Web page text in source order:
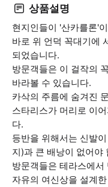
상품설명
현지인들이 '산카를론'
바로 위 언덕 꼭대기에
되었습니다.
방문객들은 이 걸작의
바라볼 수 있습니다.
카삭의 주름에 숨겨진
스타리스가 머리로 이
다.
등반을 위해서는 신발
지)과 큰 배낭이 없어야
방문객들은 테라스에
자유의 여신상을 설계